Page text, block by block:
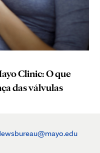
Clinic: O que
das válvulas